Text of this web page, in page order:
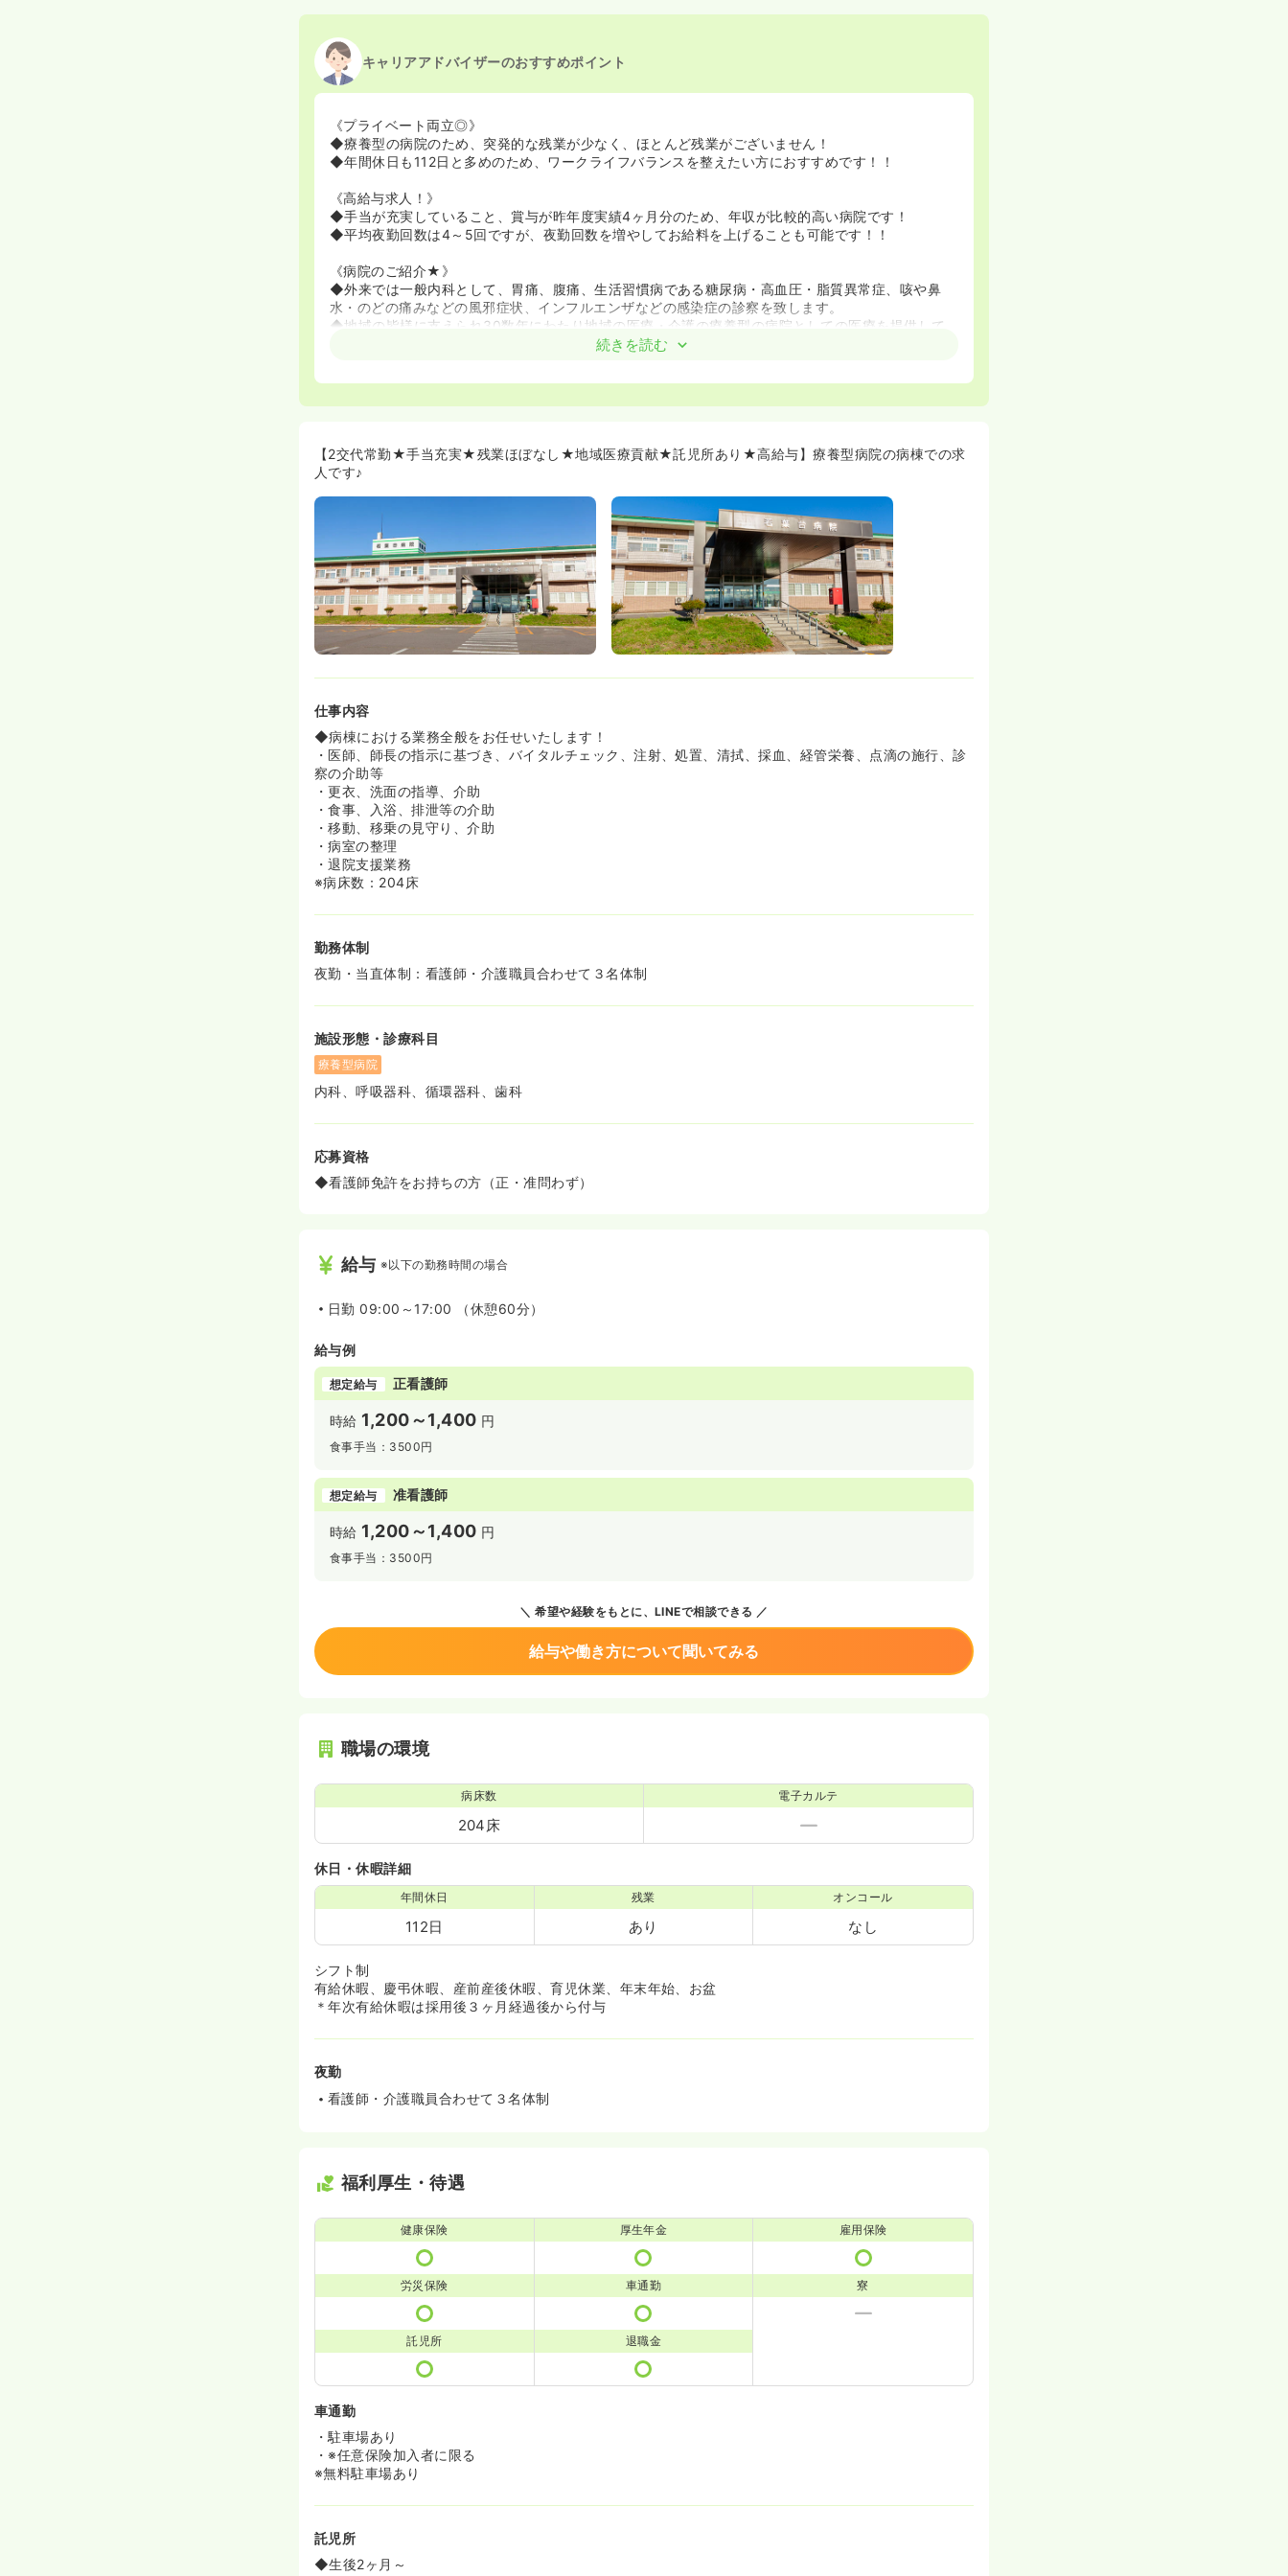
キャリアアドバイザーのおすすめポイント
《プライベート両立◎》
◆療養型の病院のため、突発的な残業が少なく、ほとんど残業がございません！
◆年間休日も112日と多めのため、ワークライフバランスを整えたい方におすすめです！！
《高給与求人！》
◆手当が充実していること、賞与が昨年度実績4ヶ月分のため、年収が比較的高い病院です！
◆平均夜勤回数は4～5回ですが、夜勤回数を増やしてお給料を上げることも可能です！！
《病院のご紹介★》
◆外来では一般内科として、胃痛、腹痛、生活習慣病である糖尿病・高血圧・脂質異常症、咳や鼻
水・のどの痛みなどの風邪症状、インフルエンザなどの感染症の診察を致します。
◆地域の皆様に支えられ30数年にわたり地域の医療・介護の療養型の病院としての医療を提供して
もあわせた安心感のあるトータルケアを提供できる体制を整えております。
続きを読む
【2交代常勤★手当充実★残業ほぼなし★地域医療貢献★託児所あり★高給与】療養型病院の病棟での求
人です♪
仕事内容
◆病棟における業務全般をお任せいたします！
・医師、師長の指示に基づき、バイタルチェック、注射、処置、清拭、採血、経管栄養、点滴の施行、診
察の介助等
・更衣、洗面の指導、介助
・食事、入浴、排泄等の介助
・移動、移乗の見守り、介助
・病室の整理
・退院支援業務
※病床数：204床
勤務体制
夜勤・当直体制：看護師・介護職員合わせて３名体制
施設形態・診療科目
療養型病院
内科、呼吸器科、循環器科、歯科
応募資格
◆看護師免許をお持ちの方（正・准問わず）
給与 ※以下の勤務時間の場合
日勤 09:00～17:00 （休憩60分）
給与例
想定給与 正看護師
時給 1,200～1,400 円
食事手当：3500円
想定給与 准看護師
時給 1,200～1,400 円
食事手当：3500円
希望や経験をもとに、LINEで相談できる
給与や働き方について聞いてみる
職場の環境
病床数
204床
電子カルテ
休日・休暇詳細
年間休日
112日
残業
あり
オンコール
なし
シフト制
有給休暇、慶弔休暇、産前産後休暇、育児休業、年末年始、お盆
＊年次有給休暇は採用後３ヶ月経過後から付与
夜勤
看護師・介護職員合わせて３名体制
福利厚生・待遇
健康保険 厚生年金 雇用保険
労災保険 車通勤 寮
託児所 退職金
車通勤
・駐車場あり
・※任意保険加入者に限る
※無料駐車場あり
託児所
◆生後2ヶ月～